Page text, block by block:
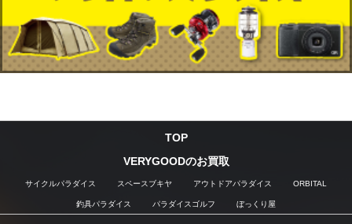
TOP
VERYGOODのお買取
サイクルパラダイス スペースブキヤ アウトドアパラダイス ORBITAL
釣具パラダイス パラダイスゴルフ ぼっくり屋